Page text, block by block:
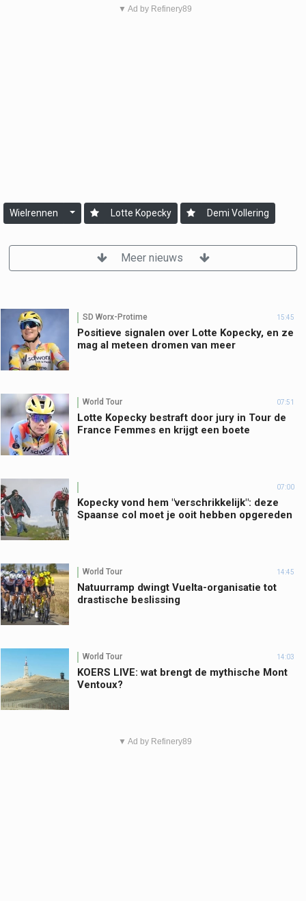
▼ Ad by Refinery89
Wielrennen Lotte Kopecky Demi Vollering
Meer nieuws
SD Worx-Protime 15:45
Positieve signalen over Lotte Kopecky, en ze
mag al meteen dromen van meer
World Tour 07:51
Lotte Kopecky bestraft door jury in Tour de
France Femmes en krijgt een boete
07:00
Kopecky vond hem "verschrikkelijk": deze
Spaanse col moet je ooit hebben opgereden
World Tour 14:45
Natuurramp dwingt Vuelta-organisatie tot
drastische beslissing
World Tour 14:03
KOERS LIVE: wat brengt de mythische Mont
Ventoux?
▼ Ad by Refinery89